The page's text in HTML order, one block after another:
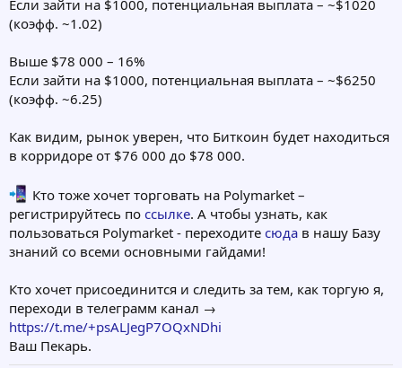
Если зайти на $1000, потенциальная выплата – ~$1020
(коэфф. ~1.02)
Выше $78 000 – 16%
Если зайти на $1000, потенциальная выплата – ~$6250
(коэфф. ~6.25)
Как видим, рынок уверен, что Биткоин будет находиться
в корридоре от $76 000 до $78 000.
Кто тоже хочет торговать на Polymarket –
регистрируйтесь по ссылке. А чтобы узнать, как
пользоваться Polymarket - переходите сюда в нашу Базу
знаний со всеми основными гайдами!
Кто хочет присоединится и следить за тем, как торгую я,
переходи в телеграмм канал →
https://t.me/+psALJegP7OQxNDhi
Ваш Пекарь.